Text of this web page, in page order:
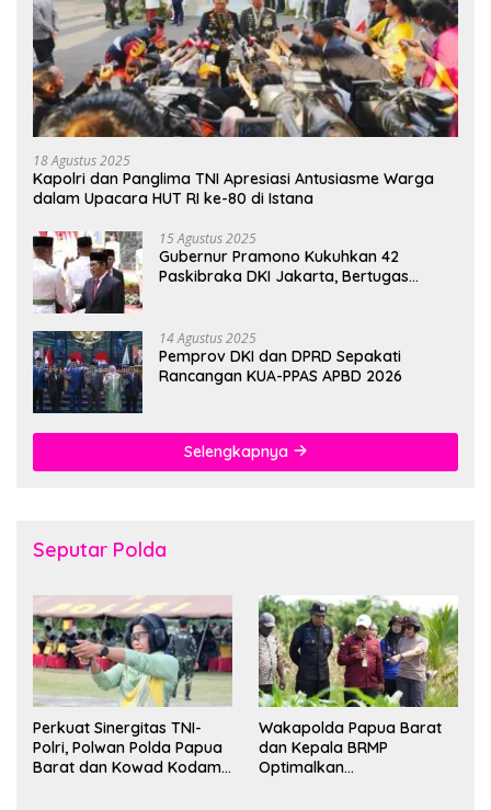
18 Agustus 2025
Kapolri dan Panglima TNI Apresiasi Antusiasme Warga
dalam Upacara HUT RI ke-80 di Istana
15 Agustus 2025
Gubernur Pramono Kukuhkan 42
Paskibraka DKI Jakarta, Bertugas
14 Agustus 2025
Pemprov DKI dan DPRD Sepakati
Rancangan KUA-PPAS APBD 2026
Selengkapnya
Seputar Polda
Perkuat Sinergitas TNI-
Polri, Polwan Polda Papua
Barat dan Kowad Kodam
Wakapolda Papua Barat
dan Kepala BRMP
Optimalkan